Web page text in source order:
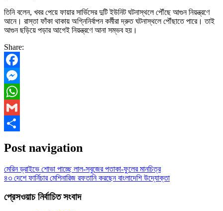
তিনি বলেন, খবর পেয়ে ফায়ার সার্ভিসের দুটি ইউনিট ঘটনাস্থলে পৌঁছে আগুন নিয়ন্ত্রণে
আনে। রাস্তা ফাঁকা থাকায় অগ্নিনির্বাপন কর্মীরা দ্রুত ঘটনাস্থলে পৌঁছাতে পারে। তাই
আগুন ছড়িয়ে পড়ার আগেই নিয়ন্ত্রণে আনা সম্ভব হয়।
Share:
Facebook
Messenger
WhatsApp
Gmail
Post navigation
মেরিন ড্রাইভে শোভা পাচ্ছে লাল-সবুজের পতাকা-ফুলের মানচিত্র
৪৩ দেশে ফার্নিচার মেশিনারিজ রফতানি করছেন বাংলাদেশি উদ্যোক্তা
প্রেসওয়াচ নির্বাচিত সংবাদ